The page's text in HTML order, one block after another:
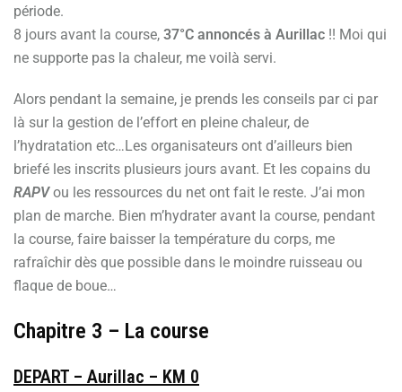
période.
8 jours avant la course, 37°C annoncés à Aurillac !! Moi qui
ne supporte pas la chaleur, me voilà servi.
Alors pendant la semaine, je prends les conseils par ci par
là sur la gestion de l’effort en pleine chaleur, de
l’hydratation etc…Les organisateurs ont d’ailleurs bien
briefé les inscrits plusieurs jours avant. Et les copains du
RAPVou les ressources du net ont fait le reste. J’ai mon
plan de marche. Bien m’hydrater avant la course, pendant
la course, faire baisser la température du corps, me
rafraîchir dès que possible dans le moindre ruisseau ou
flaque de boue…
Chapitre 3 – La course
DEPART – Aurillac – KM 0